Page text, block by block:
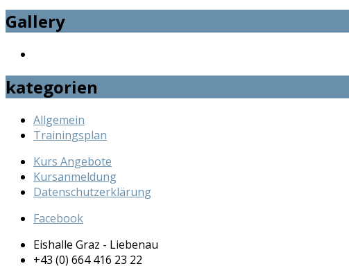
Gallery
kategorien
Allgemein
Trainingsplan
Kurs Angebote
Kursanmeldung
Datenschutzerklärung
Facebook
Eishalle Graz - Liebenau
+43 (0) 664 416 23 22